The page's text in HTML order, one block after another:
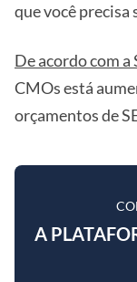
que você precisa
De acordo com a
CMOs está
orçamentos de
A